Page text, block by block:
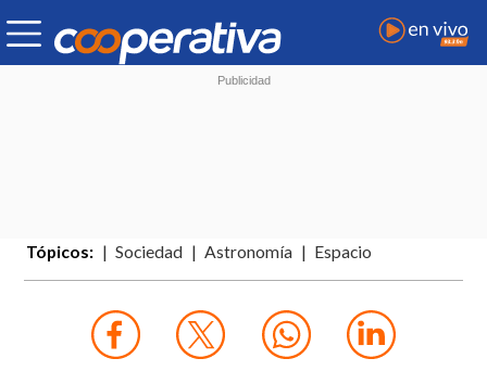
Tópicos: Sociedad Astronomía Espacio